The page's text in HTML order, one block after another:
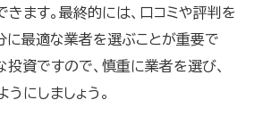
きます。最終的には、口コミや評判を
に最適な業者を選ぶことが重要で
投資ですので、慎重に業者を選び、
にしましょう。